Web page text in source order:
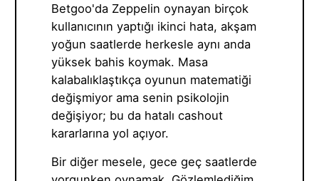
Betgoo'da Zeppelin oynayan birçok
kullanıcının yaptığı ikinci hata, akşam
yoğun saatlerde herkesle aynı anda
yüksek bahis koymak. Masa
kalabalıklaştıkça oyunun matematiği
değişmiyor ama senin psikolojin
değişiyor; bu da hatalı cashout
kararlarına yol açıyor.
Bir diğer mesele, gece geç saatlerde